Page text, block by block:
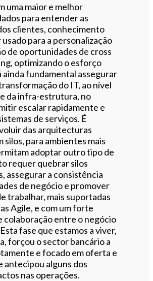
uma maior e melhor
para entender as
clientes, conhecimento
para a personalização
de oportunidades de cross
optimizando o esforço
ainda fundamental assegurar
do IT, ao nível
da infra-estrutura, no
escalar rapidamente e
de serviços. É
das arquitecturas
silos, para ambientes mais
adoptar outro tipo de
requer quebrar silos
assegurar a consistência
de negócio e promover
trabalhar, mais suportadas
Agile, e com um forte
colaboração entre o negócio
fase que estamos a viver,
forçou o sector bancário a
e focado em oferta e
antecipou alguns dos
nas operações.